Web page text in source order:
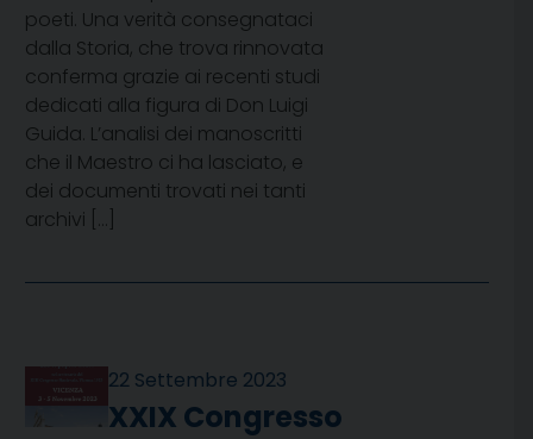
poeti. Una verità consegnataci
dalla Storia, che trova rinnovata
conferma grazie ai recenti studi
dedicati alla figura di Don Luigi
Guida. L’analisi dei manoscritti
che il Maestro ci ha lasciato, e
dei documenti trovati nei tanti
archivi […]
22 Settembre 2023
XXIX Congresso